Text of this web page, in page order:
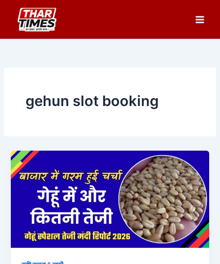
content
gehun slot booking